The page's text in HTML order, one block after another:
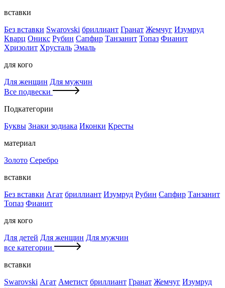
вставки
Без вставки Swarovski бриллиант Гранат Жемчуг Изумруд
Кварц Оникс Рубин Сапфир Танзанит Топаз Фианит
Хризолит Хрусталь Эмаль
для кого
Для женщин Для мужчин
Все подвески
Подкатегории
Буквы Знаки зодиака Иконки Кресты
материал
Золото Серебро
вставки
Без вставки Агат бриллиант Изумруд Рубин Сапфир Танзанит
Топаз Фианит
для кого
Для детей Для женщин Для мужчин
все категории
вставки
Swarovski Агат Аметист бриллиант Гранат Жемчуг Изумруд